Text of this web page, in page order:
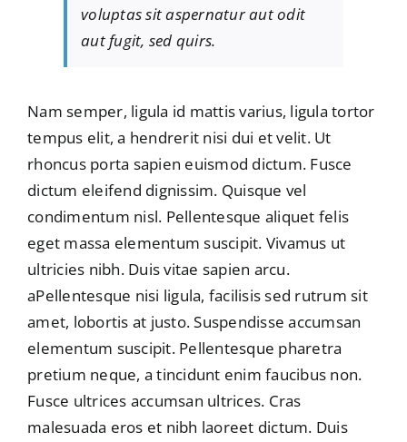
voluptas sit aspernatur aut odit
aut fugit, sed quirs.
Nam semper, ligula id mattis varius, ligula tortor
tempus elit, a hendrerit nisi dui et velit. Ut
rhoncus porta sapien euismod dictum. Fusce
dictum eleifend dignissim. Quisque vel
condimentum nisl. Pellentesque aliquet felis
eget massa elementum suscipit. Vivamus ut
ultricies nibh. Duis vitae sapien arcu.
aPellentesque nisi ligula, facilisis sed rutrum sit
amet, lobortis at justo. Suspendisse accumsan
elementum suscipit. Pellentesque pharetra
pretium neque, a tincidunt enim faucibus non.
Fusce ultrices accumsan ultrices. Cras
malesuada eros et nibh laoreet dictum. Duis